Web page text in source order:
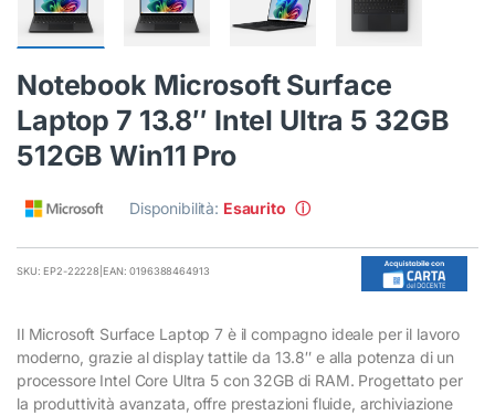
Notebook Microsoft Surface
Laptop 7 13.8″ Intel Ultra 5 32GB
512GB Win11 Pro
Disponibilità: Esaurito ⓘ
SKU: EP2-22228 EAN: 0196388464913
Il Microsoft Surface Laptop 7 è il compagno ideale per il lavoro
moderno, grazie al display tattile da 13.8″ e alla potenza di un
processore Intel Core Ultra 5 con 32GB di RAM. Progettato per
la produttività avanzata, offre prestazioni fluide, archiviazione